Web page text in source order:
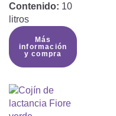
Contenido: 10
litros
Más
información
y compra